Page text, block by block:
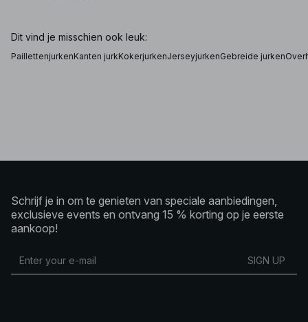
Dit vind je misschien ook leuk:
PaillettenjurkenKanten jurkKokerjurkenJerseyjurkenGebreide jurken
Schrijf je in om te genieten van speciale aanbiedingen,
exclusieve events en ontvang 15 % korting op je eerste
aankoop!
SIGN UP